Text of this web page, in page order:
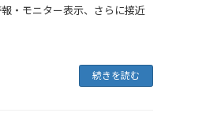
・モニター表示、さらに接近
続きを読む